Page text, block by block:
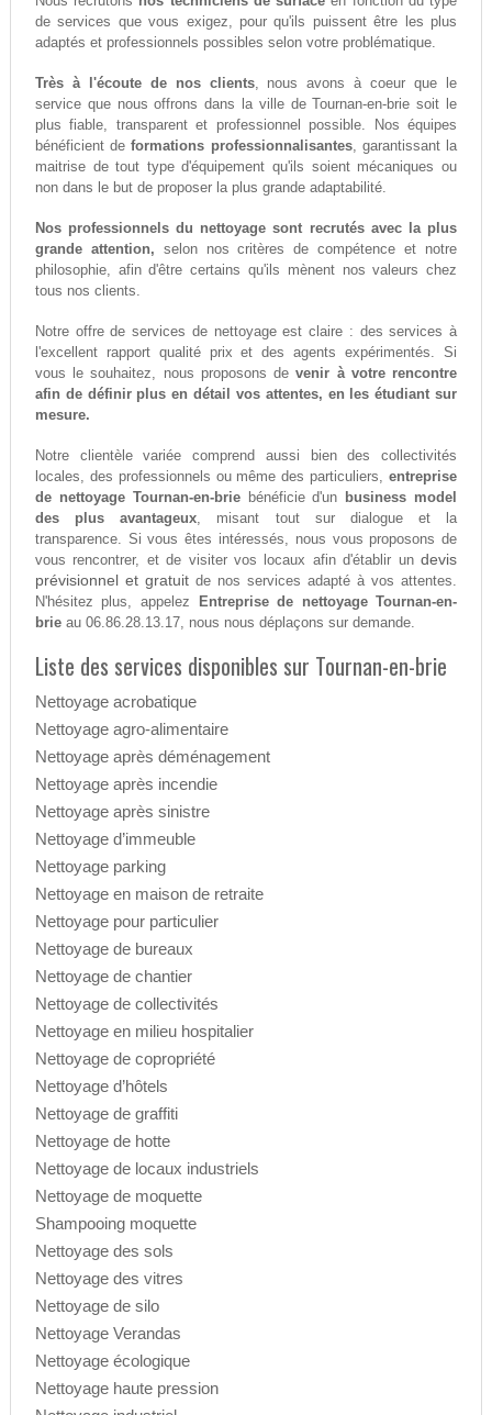
de services que vous exigez, pour qu'ils puissent être les plus
adaptés et professionnels possibles selon votre problématique.
Très à l'écoute de nos clients, nous avons à coeur que le
service que nous offrons dans la ville de Tournan-en-brie soit le
plus fiable, transparent et professionnel possible. Nos équipes
bénéficient deformations professionnalisantes, garantissant la
maitrise de tout type d'équipement qu'ils soient mécaniques ou
non dans le but de proposer la plus grande adaptabilité.
Nos professionnels du nettoyage sont recrutés avec la plus
grande attention, selon nos critères de compétence et notre
philosophie, afin d'être certains qu'ils mènent nos valeurs chez
tous nos clients.
Notre offre de services de nettoyage est claire : des services à
l'excellent rapport qualité prix et des agents expérimentés. Si
vous le souhaitez, nous proposons devenir à votre rencontre
afin de définir plus en détail vos attentes, en les étudiant sur
mesure.
Notre clientèle variée comprend aussi bien des collectivités
locales, des professionnels ou même des particuliers,entreprise
de nettoyage Tournan-en-briebénéficie d'un business model
des plus avantageux, misant tout sur dialogue et la
transparence. Si vous êtes intéressés, nous vous proposons de
vous rencontrer, et de visiter vos locaux afin d'établir undevis
prévisionnel et gratuitde nos services adapté à vos attentes.
N'hésitez plus, appelez
Entreprise de nettoyage Tournan-en-
brieau 06.86.28.13.17, nous nous déplaçons sur demande.
Liste des services disponibles sur Tournan-en-brie
Nettoyage acrobatique
Nettoyage agro-alimentaire
Nettoyage après déménagement
Nettoyage après incendie
Nettoyage après sinistre
Nettoyage d’immeuble
Nettoyage parking
Nettoyage en maison de retraite
Nettoyage pour particulier
Nettoyage de bureaux
Nettoyage de chantier
Nettoyage de collectivités
Nettoyage en milieu hospitalier
Nettoyage de copropriété
Nettoyage d’hôtels
Nettoyage de graffiti
Nettoyage de hotte
Nettoyage de locaux industriels
Nettoyage de moquette
Shampooing moquette
Nettoyage des sols
Nettoyage des vitres
Nettoyage de silo
Nettoyage Verandas
Nettoyage écologique
Nettoyage haute pression